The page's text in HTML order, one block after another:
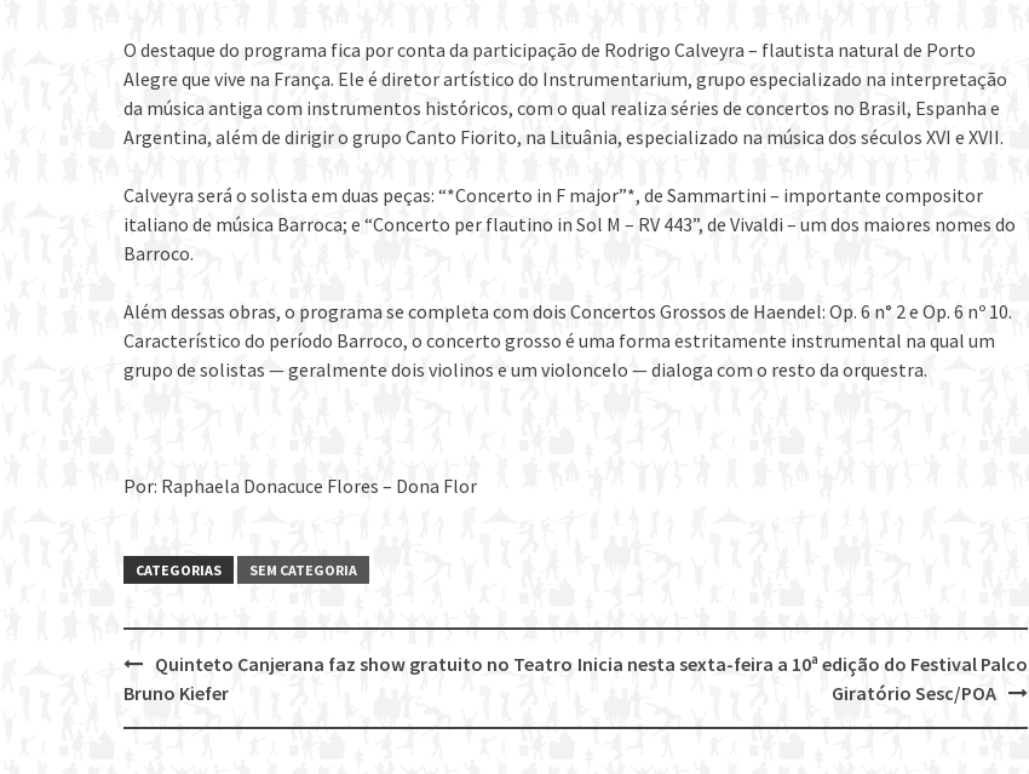
O destaque do programa fica por conta da participação de Rodrigo Calveyra – flautista natural de Porto
Alegre que vive na França. Ele é diretor artístico do Instrumentarium, grupo especializado na interpretação
da música antiga com instrumentos históricos, com o qual realiza séries de concertos no Brasil, Espanha e
Argentina, além de dirigir o grupo Canto Fiorito, na Lituânia, especializado na música dos séculos XVI e XVII.
Calveyra será o solista em duas peças: “*Concerto in F major”*, de Sammartini – importante compositor
italiano de música Barroca; e “Concerto per flautino in Sol M – RV 443”, de Vivaldi – um dos maiores nomes do
Barroco.
Além dessas obras, o programa se completa com dois Concertos Grossos de Haendel: Op. 6 n° 2 e Op. 6 nº 10.
Característico do período Barroco, o concerto grosso é uma forma estritamente instrumental na qual um
grupo de solistas — geralmente dois violinos e um violoncelo — dialoga com o resto da orquestra.
Por: Raphaela Donacuce Flores – Dona Flor
CATEGORIAS SEM CATEGORIA
Post
navigation
Inicia nesta sexta-feira a 10ª edição do Festival Palco
Giratório Sesc/POA
Quinteto Canjerana faz show gratuito no Teatro
Bruno Kiefer